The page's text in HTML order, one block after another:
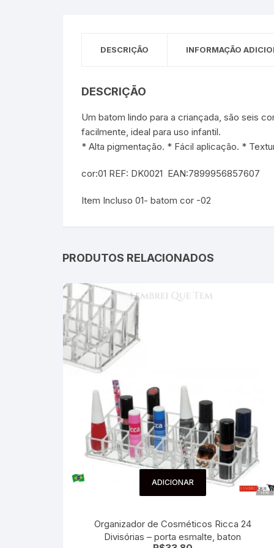
Segurança
Presentes
RemédioDESCRIÇÃO INFORMAÇÃO
DESCRIÇÃO
Um batom lindo para a criançada, são seis
facilmente, ideal para uso infantil.
* Alta pigmentação. * Fácil aplicação. *
cor:01 REF: DK0021 EAN:7899956857607
Item Incluso 01- batom cor -02
PRODUTOS RELACIONADOS
ADICIONAR
Organizador de Cosméticos Ricca 24
Divisórias – porta esmalte, baton